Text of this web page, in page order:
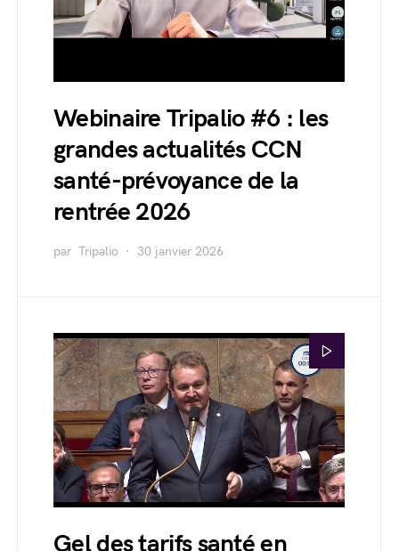
Webinaire Tripalio #6 : les
grandes actualités CCN
santé-prévoyance de la
rentrée 2026
par Tripalio 30 janvier 2026
Gel des tarifs santé en